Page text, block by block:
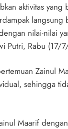
aktivitas yang
langsung
nilai-nilai
Putri, Rabu (17/
Zainul
sehingga
Maarif